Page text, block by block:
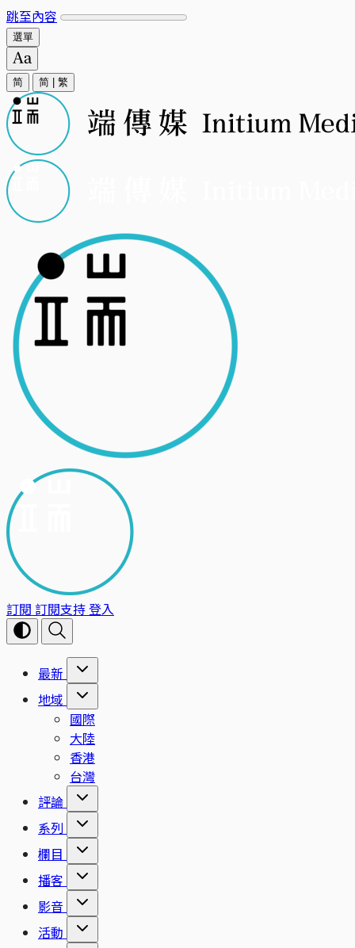
跳至內容
選單
简 简 繁
訂閱 訂閱支持登入
最新
地域
國際
大陸
香港
台灣
評論
系列
欄目
播客
影音
活動